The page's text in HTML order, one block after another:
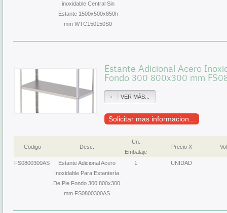
inoxidable Central Sin
Estante 1500x500x850h
mm WTC150150S0
Estante Adicional Acero
Fondo 300 800x300 mm
VER MÁS...
Solicitar mas informacion...
Codigo Desc.
Un.
Embalaje
Precio X
FS0800300AS
Estante Adicional Acero
Inoxidable Para Estantería
De Pie Fondo 300 800x300
mm FS0800300AS
1 UNIDAD